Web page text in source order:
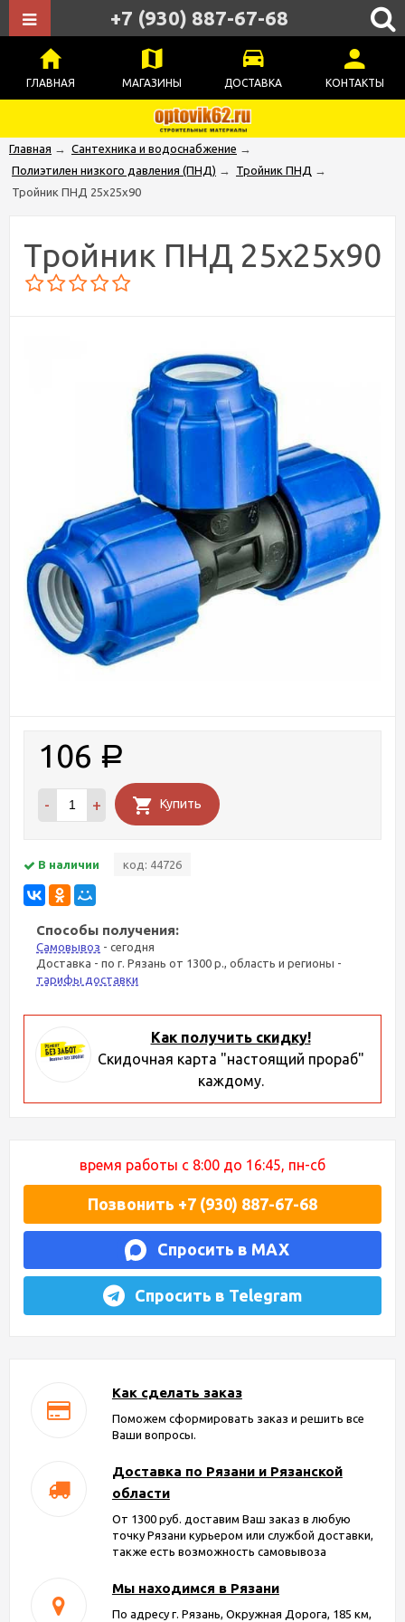
ГЛАВНАЯ МАГАЗИНЫ ДОСТАВКА КОНТАКТЫ
+7 (930) 887-67-68
Главная → Сантехника и водоснабжение →
Полиэтилен низкого давления (ПНД) → Тройник ПНД →
Тройник ПНД 25х25х90
Тройник ПНД 25х25х90
106 Р
- + Купить
В наличии код: 44726
Способы получения:
Самовывоз - сегодня
Доставка - по г. Рязань от 1300 р., область и регионы -
тарифы доставки
Как получить скидку!
Скидочная карта "настоящий прораб"
каждому.
время работы с 8:00 до 16:45, пн-сб
Позвонить +7 (930) 887-67-68
Спросить в MAX
Спросить в Telegram
Как сделать заказ
Поможем сформировать заказ и решить все
Ваши вопросы.
Доставка по Рязани и Рязанской
области
От 1300 руб. доставим Ваш заказ в любую
точку Рязани курьером или службой доставки,
также есть возможность самовывоза
Мы находимся в Рязани
По адресу г. Рязань, Окружная Дорога, 185 км,